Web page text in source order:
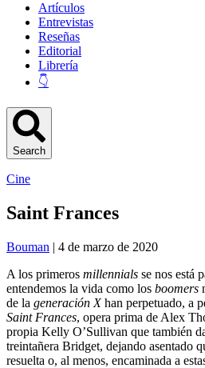
Artículos
Entrevistas
Reseñas
Editorial
Librería
👇
Search
Cine
Saint Frances
Bouman | 4 de marzo de 2020
A los primeros millennials se nos está
entendemos la vida como los boomers
de la generación Xhan perpetuado, a
Saint Frances, opera prima de Alex
propia Kelly O’Sullivan que también
treintañera Bridget, dejando asentado
resuelta o, al menos, encaminada a